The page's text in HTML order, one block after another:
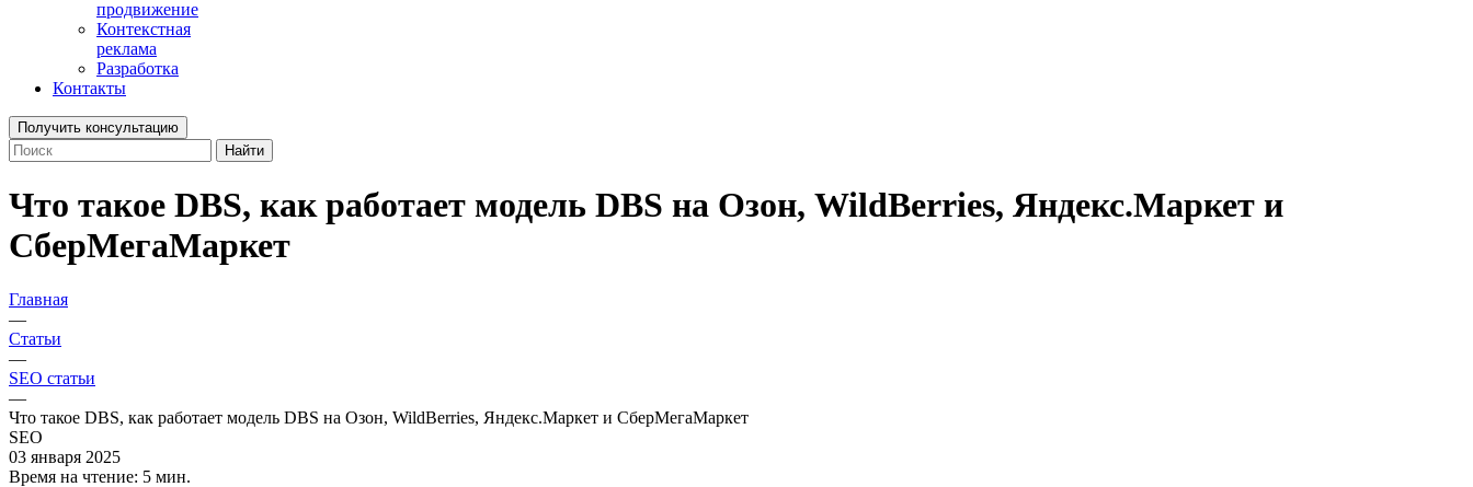
продвижение
Контекстная
реклама
Разработка
Контакты
Получить консультацию
Найти
Что такое DBS, как работает модель DBS на Озон, WildBerries, Яндекс.Маркет и
СберМегаМаркет
Главная
—
Статьи
—
SEO статьи
—
Что такое DBS, как работает модель DBS на Озон, WildBerries, Яндекс.Маркет и СберМегаМаркет
SEO
03 января 2025
Время на чтение: 5 мин.